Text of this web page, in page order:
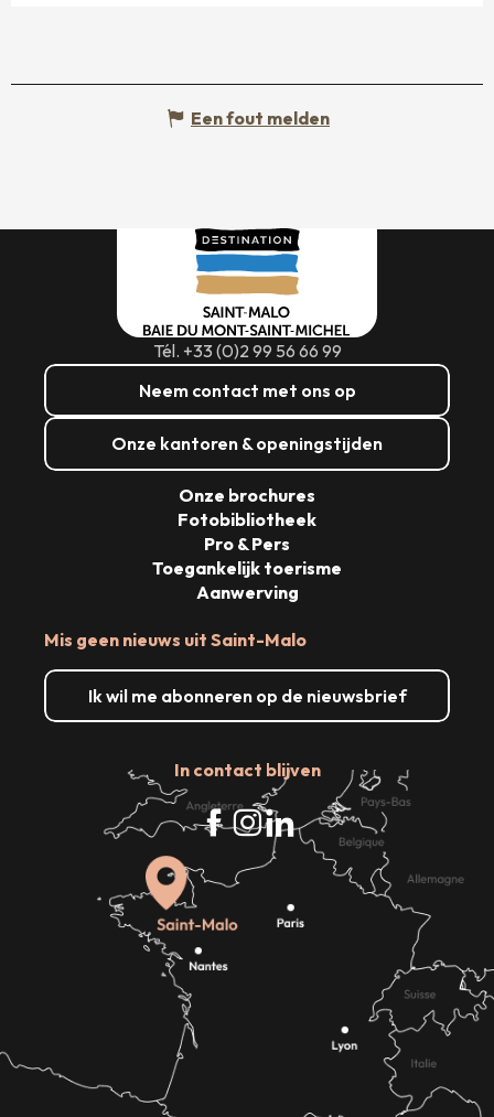
Een fout melden
Tél. +33 (0)2 99 56 66 99
Neem contact met ons op
Onze kantoren & openingstijden
Mis geen nieuws uit Saint-Malo
Ik wil me abonneren op de nieuwsbrief
In contact blijven
Onze brochures
Fotobibliotheek
Pro & Pers
Toegankelijk toerisme
Aanwerving